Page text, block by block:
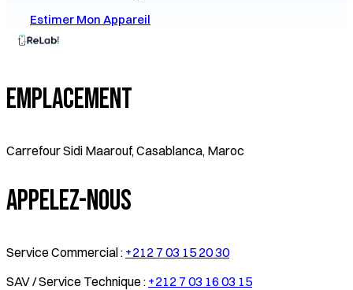
Estimer Mon Appareil
Emplacement
Carrefour Sidi Maarouf, Casablanca, Maroc
Appelez-Nous
Service Commercial : +212 7 03 15 20 30
SAV / Service Technique : +212 7 03 16 03 15